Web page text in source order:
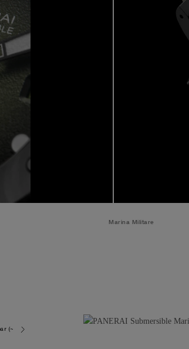
Marina Militare
(~300.0 metres)